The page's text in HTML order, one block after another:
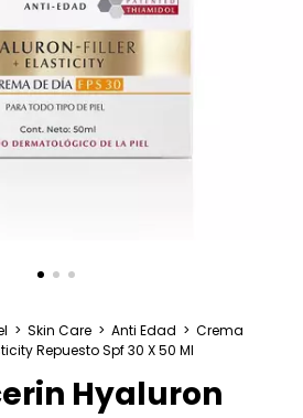
> Skin Care > Anti Edad > Crema
Repuesto Spf 30 X 50 Ml
Hyaluron